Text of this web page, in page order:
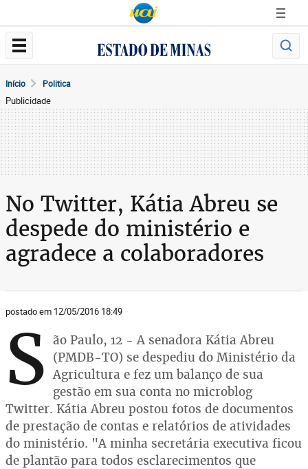
Início Politica
Publicidade
No Twitter, Kátia Abreu se
despede do ministério e
agradece a colaboradores
postado em 12/05/2016 18:49
S ão Paulo, 12 - A senadora Kátia Abreu
(PMDB-TO) se despediu do Ministério da
Agricultura e fez um balanço de sua
gestão em sua conta no microblog
Twitter. Kátia Abreu postou fotos de documentos
de prestação de contas e relatórios de atividades
do ministério. "A minha secretária executiva ficou
de plantão para todos esclarecimentos que